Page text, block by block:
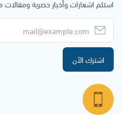
استلم اشعارات وأخبار حصرية
اشترك الآن